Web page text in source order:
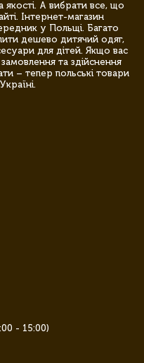
якості. А вибрати все, що
Інтернет-магазин
у Польщі. Багато
дешево дитячий одяг,
для дітей. Якщо вас
та здійснення
– тепер польські товари
- 15:00)